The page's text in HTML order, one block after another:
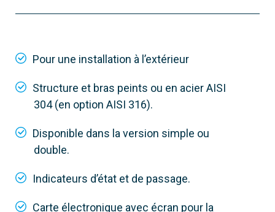
Pour une installation à l’extérieur
Structure et bras peints ou en acier AISI
304 (en option AISI 316).
Disponible dans la version simple ou
double.
Indicateurs d’état et de passage.
Carte électronique avec écran pour la